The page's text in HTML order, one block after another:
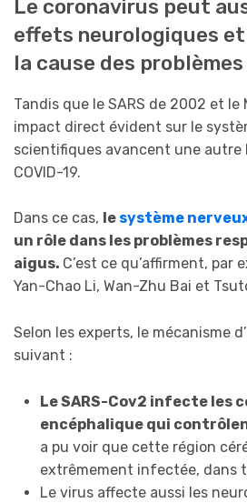
Le coronavirus peut
effets neurologiques
la cause des
Tandis que le SARS de 2002 et le
impact direct évident sur le
scientifiques avancent une autre
COVID-19.
Dans ce cas, le système
un rôle dans les problèmes
aigus. C’est ce qu’affirment, par
Yan-Chao Li, Wan-Zhu Bai et
Selon les experts, le mécanisme
suivant :
Le SARS-Cov2 infecte les
encéphalique qui
a pu voir que cette région
extrêmement infectée, dans
Le virus affecte aussi les